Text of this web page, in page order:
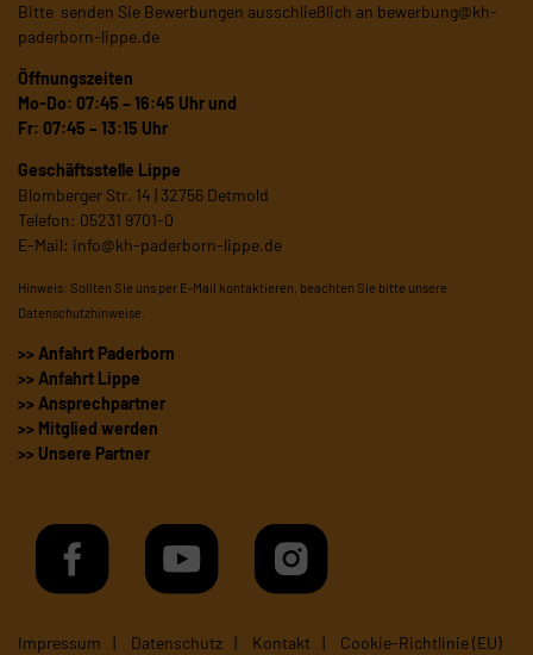
Bitte senden Sie Bewerbungen ausschließlich an bewerbung@kh-
paderborn-lippe.de
Öffnungszeiten
Mo-Do: 07:45 – 16:45 Uhr und
Fr: 07:45 – 13:15 Uhr
Geschäftsstelle Lippe
Blomberger Str. 14 | 32756 Detmold
Telefon: 05231 9701-0
E-Mail: info@kh-paderborn-lippe.de
Hinweis: Sollten Sie uns per E-Mail kontaktieren, beachten Sie bitte unsere
Datenschutzhinweise
>> Anfahrt Paderborn
>> Anfahrt Lippe
>> Ansprechpartner
>> Mitglied werden
>> Unsere Partner
Impressum Datenschutz Kontakt Cookie-Richtlinie (EU)